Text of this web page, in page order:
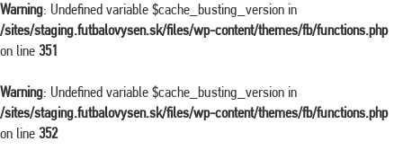
Warning: Undefined variable $cache_busting_version in
/sites/staging.futbalovysen.sk/files/wp-content/themes/fb/functions.php
on line 351
Warning: Undefined variable $cache_busting_version in
/sites/staging.futbalovysen.sk/files/wp-content/themes/fb/functions.php
on line 352